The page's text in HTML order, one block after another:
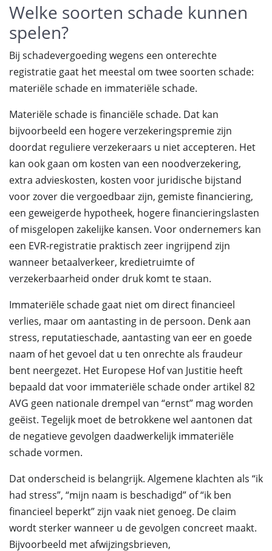
Welke soorten schade kunnen
spelen?
Bij schadevergoeding wegens een onterechte
registratie gaat het meestal om twee soorten schade:
materiële schade en immateriële schade.
Materiële schade is financiële schade. Dat kan
bijvoorbeeld een hogere verzekeringspremie zijn
doordat reguliere verzekeraars u niet accepteren. Het
kan ook gaan om kosten van een noodverzekering,
extra advieskosten, kosten voor juridische bijstand
voor zover die vergoedbaar zijn, gemiste financiering,
een geweigerde hypotheek, hogere financieringslasten
of misgelopen zakelijke kansen. Voor ondernemers kan
een EVR-registratie praktisch zeer ingrijpend zijn
wanneer betaalverkeer, kredietruimte of
verzekerbaarheid onder druk komt te staan.
Immateriële schade gaat niet om direct financieel
verlies, maar om aantasting in de persoon. Denk aan
stress, reputatieschade, aantasting van eer en goede
naam of het gevoel dat u ten onrechte als fraudeur
bent neergezet. Het Europese Hof van Justitie heeft
bepaald dat voor immateriële schade onder artikel 82
AVG geen nationale drempel van “ernst” mag worden
geëist. Tegelijk moet de betrokkene wel aantonen dat
de negatieve gevolgen daadwerkelijk immateriële
schade vormen.
Dat onderscheid is belangrijk. Algemene klachten als “ik
had stress”, “mijn naam is beschadigd” of “ik ben
financieel beperkt” zijn vaak niet genoeg. De claim
wordt sterker wanneer u de gevolgen concreet maakt.
Bijvoorbeeld met afwijzingsbrieven,